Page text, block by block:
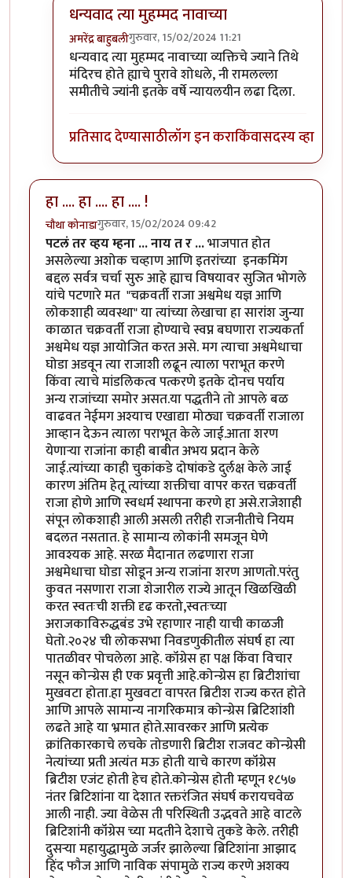
धन्यवाद त्या मुहम्मद नावाच्या
अमरेंद्र बाहुबलीगुरुवार, 15/02/2024 11:21
In reply toदुसरी बाजू पण आहे....byमुक्त विहारि
धन्यवाद त्या मुहम्मद नावाच्या व्यक्तिचे ज्याने तिथे
मंदिरच होते ह्याचे पुरावे शोधले, नी रामलल्ला
समीतीचे ज्यांनी इतके वर्षे न्यायलयीन लढा दिला.
प्रतिसाद देण्यासाठीलॉग इन कराकिंवासदस्य व्हा
हा .... हा .... हा .... !
चौथा कोनाडागुरुवार, 15/02/2024 09:42
पटलं तर व्हय म्हना ... नाय त र ...भाजपात होत
असलेल्या अशोक चव्हाण आणि इतरांच्या इनकमिंग
बद्दल सर्वत्र चर्चा सुरु आहे ह्याच विषयावर सुजित भोगले
यांचे पटणारे मत "चक्रवर्ती राजा अश्वमेध यज्ञ आणि
लोकशाही व्यवस्था" या त्यांच्या लेखाचा हा सारांश जुन्या
काळात चक्रवर्ती राजा होण्याचे स्वप्न बघणारा राज्यकर्ता
अश्वमेध यज्ञ आयोजित करत असे. मग त्याचा अश्वमेधाचा
घोडा अडवून त्या राजाशी लढून त्याला पराभूत करणे
किंवा त्याचे मांडलिकत्व पत्करणे इतके दोनच पर्याय
अन्य राजांच्या समोर असत.या पद्धतीने तो आपले बळ
वाढवत नेईमग अश्याच एखाद्या मोठ्या चक्रवर्ती राजाला
आव्हान देऊन त्याला पराभूत केले जाई.आता शरण
येणाऱ्या राजांना काही बाबीत अभय प्रदान केले
जाई.त्यांच्या काही चुकांकडे दोषांकडे दुर्लक्ष केले जाई
कारण अंतिम हेतू त्यांच्या शक्तीचा वापर करत चक्रवर्ती
राजा होणे आणि स्वधर्म स्थापना करणे हा असे.राजेशाही
संपून लोकशाही आली असली तरीही राजनीतीचे नियम
बदलत नसतात. हे सामान्य लोकांनी समजून घेणे
आवश्यक आहे. सरळ मैदानात लढणारा राजा
अश्वमेधाचा घोडा सोडून अन्य राजांना शरण आणतो.परंतु
कुवत नसणारा राजा शेजारील राज्ये आतून खिळखिळी
करत स्वतःची शक्ती दृढ करतो,स्वतःच्या
अराजकाविरुद्धबंड उभे रहाणार नाही याची काळजी
घेतो.२०२४ ची लोकसभा निवडणुकीतील संघर्ष हा त्या
पातळीवर पोचलेला आहे. कॉंग्रेस हा पक्ष किंवा विचार
नसून कोन्ग्रेस ही एक प्रवृत्ती आहे.कोन्ग्रेस हा ब्रिटीशांचा
मुखवटा होता.हा मुखवटा वापरत ब्रिटीश राज्य करत होते
आणि आपले सामान्य नागरिकमात्र कोन्ग्रेस ब्रिटिशांशी
लढते आहे या भ्रमात होते.सावरकर आणि प्रत्येक
क्रांतिकारकाचे लचके तोडणारी ब्रिटीश राजवट कोन्ग्रेसी
नेत्यांच्या प्रती अत्यंत मऊ होती याचे कारण कॉंग्रेस
ब्रिटीश एजंट होती हेच होते.कोन्ग्रेस होती म्हणून १८५७
नंतर ब्रिटिशांना या देशात रक्तरंजित संघर्ष करायचवेळ
आली नाही. ज्या वेळेस ती परिस्थिती उद्भवते आहे वाटले
ब्रिटिशांनी कॉंग्रेस च्या मदतीने देशाचे तुकडे केले. तरीही
दुसऱ्या महायुद्धामुळे जर्जर झालेल्या ब्रिटिशांना आझाद
हिंद फौज आणि नाविक संपामुळे राज्य करणे अशक्य